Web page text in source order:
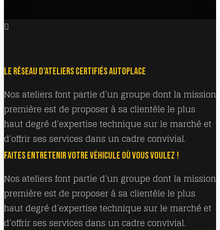
LE RÉSEAU D’ATELIERS CERTIFIÉS AUTOPLACE
Nos ateliers font partie d’un groupe dont la mission
première est de proposer à sa clientèle le plus
haut degré d’expertise technique sur le marché et
d’offrir ses services dans un cadre convivial.
FAITES ENTRETENIR VOTRE VÉHICULE OÙ VOUS VOULEZ !
Nos ateliers font partie d’un groupe dont la mission
première est de proposer à sa clientèle le plus
haut degré d’expertise technique sur le marché et
d’offrir ses services dans un cadre convivial.